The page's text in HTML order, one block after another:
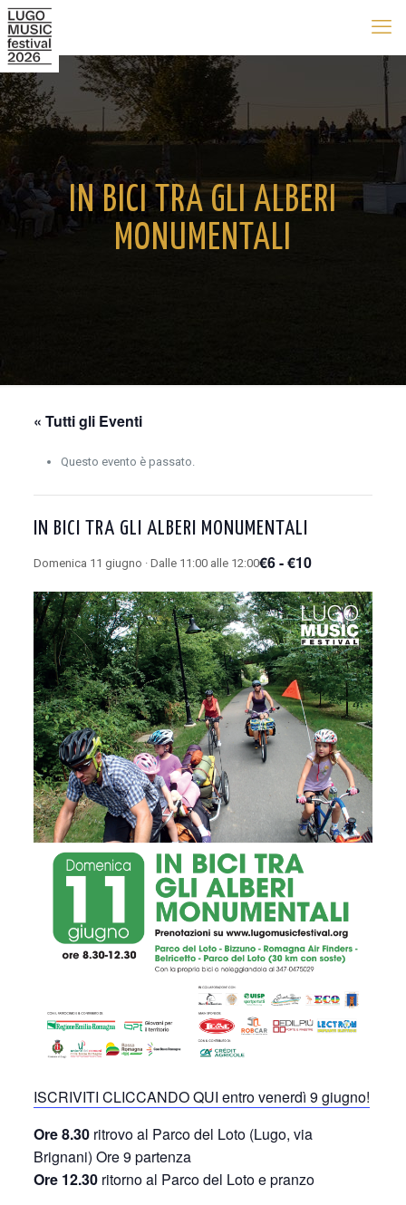
IN BICI TRA GLI ALBERI
MONUMENTALI
« Tutti gli Eventi
Questo evento è passato.
IN BICI TRA GLI ALBERI MONUMENTALI
Domenica 11 giugno · Dalle 11:00 alle 12:00€6 - €10
ISCRIVITI CLICCANDO QUI entro venerdì 9 giugno!
Ore 8.30ritrovo al Parco del Loto (Lugo, via
Brignani) Ore 9 partenza
Ore 12.30ritorno al Parco del Loto e pranzo